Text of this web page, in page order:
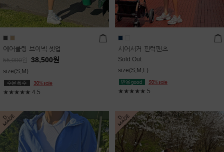
에어쿨링 브이넥 셋업
55,000 38,500원
size(S,M)
★★★★★ 4.5
시어서커 핀턱팬츠
Sold Out
size(S,M,L)
★★★★★ 5